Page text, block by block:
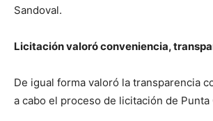
Sandoval.
Licitación valoró conveniencia,
De igual forma valoró la transparencia
a cabo el proceso de licitación de Punta